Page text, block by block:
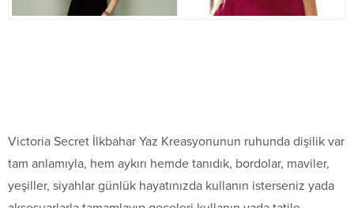
Victoria Secret İlkbahar Yaz Kreasyonunun ruhunda dişilik var
tam anlamıyla, hem aykırı hemde tanıdık, bordolar, maviler,
yeşiller, siyahlar günlük hayatınızda kullanın isterseniz yada